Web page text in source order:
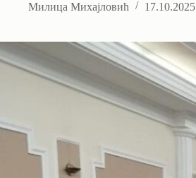
Милица Михајловић 17.10.2025